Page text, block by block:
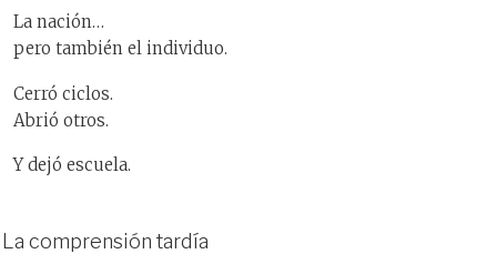
La nación…
pero también el individuo.
Cerró ciclos.
Abrió otros.
Y dejó escuela.
La comprensión tardía